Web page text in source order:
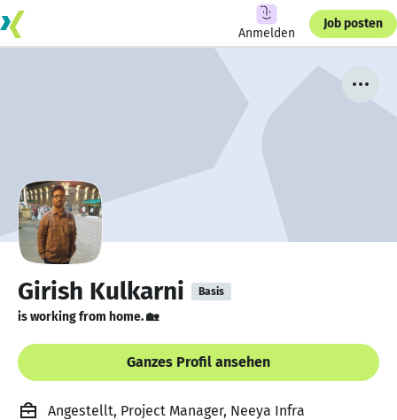
Anmelden
Job posten
Girish Kulkarni Basis
is working from home. 🏡
Ganzes Profil ansehen
Angestellt, Project Manager, Neeya Infra